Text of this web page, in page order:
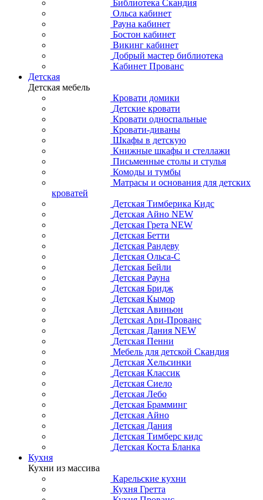
Библиотека Скандия
Ольса кабинет
Рауна кабинет
Бостон кабинет
Викинг кабинет
Добрый мастер библиотека
Кабинет Прованс
Детская
Детская мебель
Кровати домики
Детские кровати
Кровати односпальные
Кровати-диваны
Шкафы в детскую
Книжные шкафы и стеллажи
Письменные столы и стулья
Комоды и тумбы
Матрасы и основания для детских
кроватей
Детская Тимберика Кидс
Детская Айно NEW
Детская Грета NEW
Детская Бетти
Детская Рандеву
Детская Ольса-С
Детская Бейли
Детская Рауна
Детская Бридж
Детская Кымор
Детская Авиньон
Детская Ари-Прованс
Детская Дания NEW
Детская Пенни
Мебель для детской Скандия
Детская Хельсинки
Детская Классик
Детская Сиело
Детская Лебо
Детская Брамминг
Детская Айно
Детская Дания
Детская Тимберс кидс
Детская Коста Бланка
Кухня
Кухни из массива
Карельские кухни
Кухня Гретта